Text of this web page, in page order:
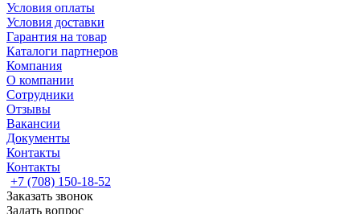
Условия оплаты
Условия доставки
Гарантия на товар
Каталоги партнеров
Компания
О компании
Сотрудники
Отзывы
Вакансии
Документы
Контакты
Контакты
+7 (708) 150-18-52
Заказать звонок
Задать вопрос